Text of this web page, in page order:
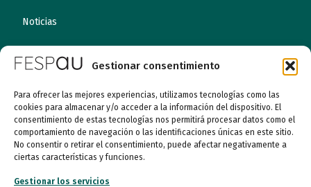
Gestionar consentimiento
Para ofrecer las mejores experiencias, utilizamos tecnologías como las
cookies para almacenar y/o acceder a la información del dispositivo. El
consentimiento de estas tecnologías nos permitirá procesar datos como el
comportamiento de navegación o las identificaciones únicas en este sitio.
No consentir o retirar el consentimiento, puede afectar negativamente a
ciertas características y funciones.
Gestionar los servicios
Noticias
Canal ético
Contacto
¡Colabora!